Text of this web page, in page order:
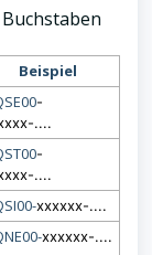
Beispiel
-
....
-
....
xxxxxx-....
xxxxxx-....